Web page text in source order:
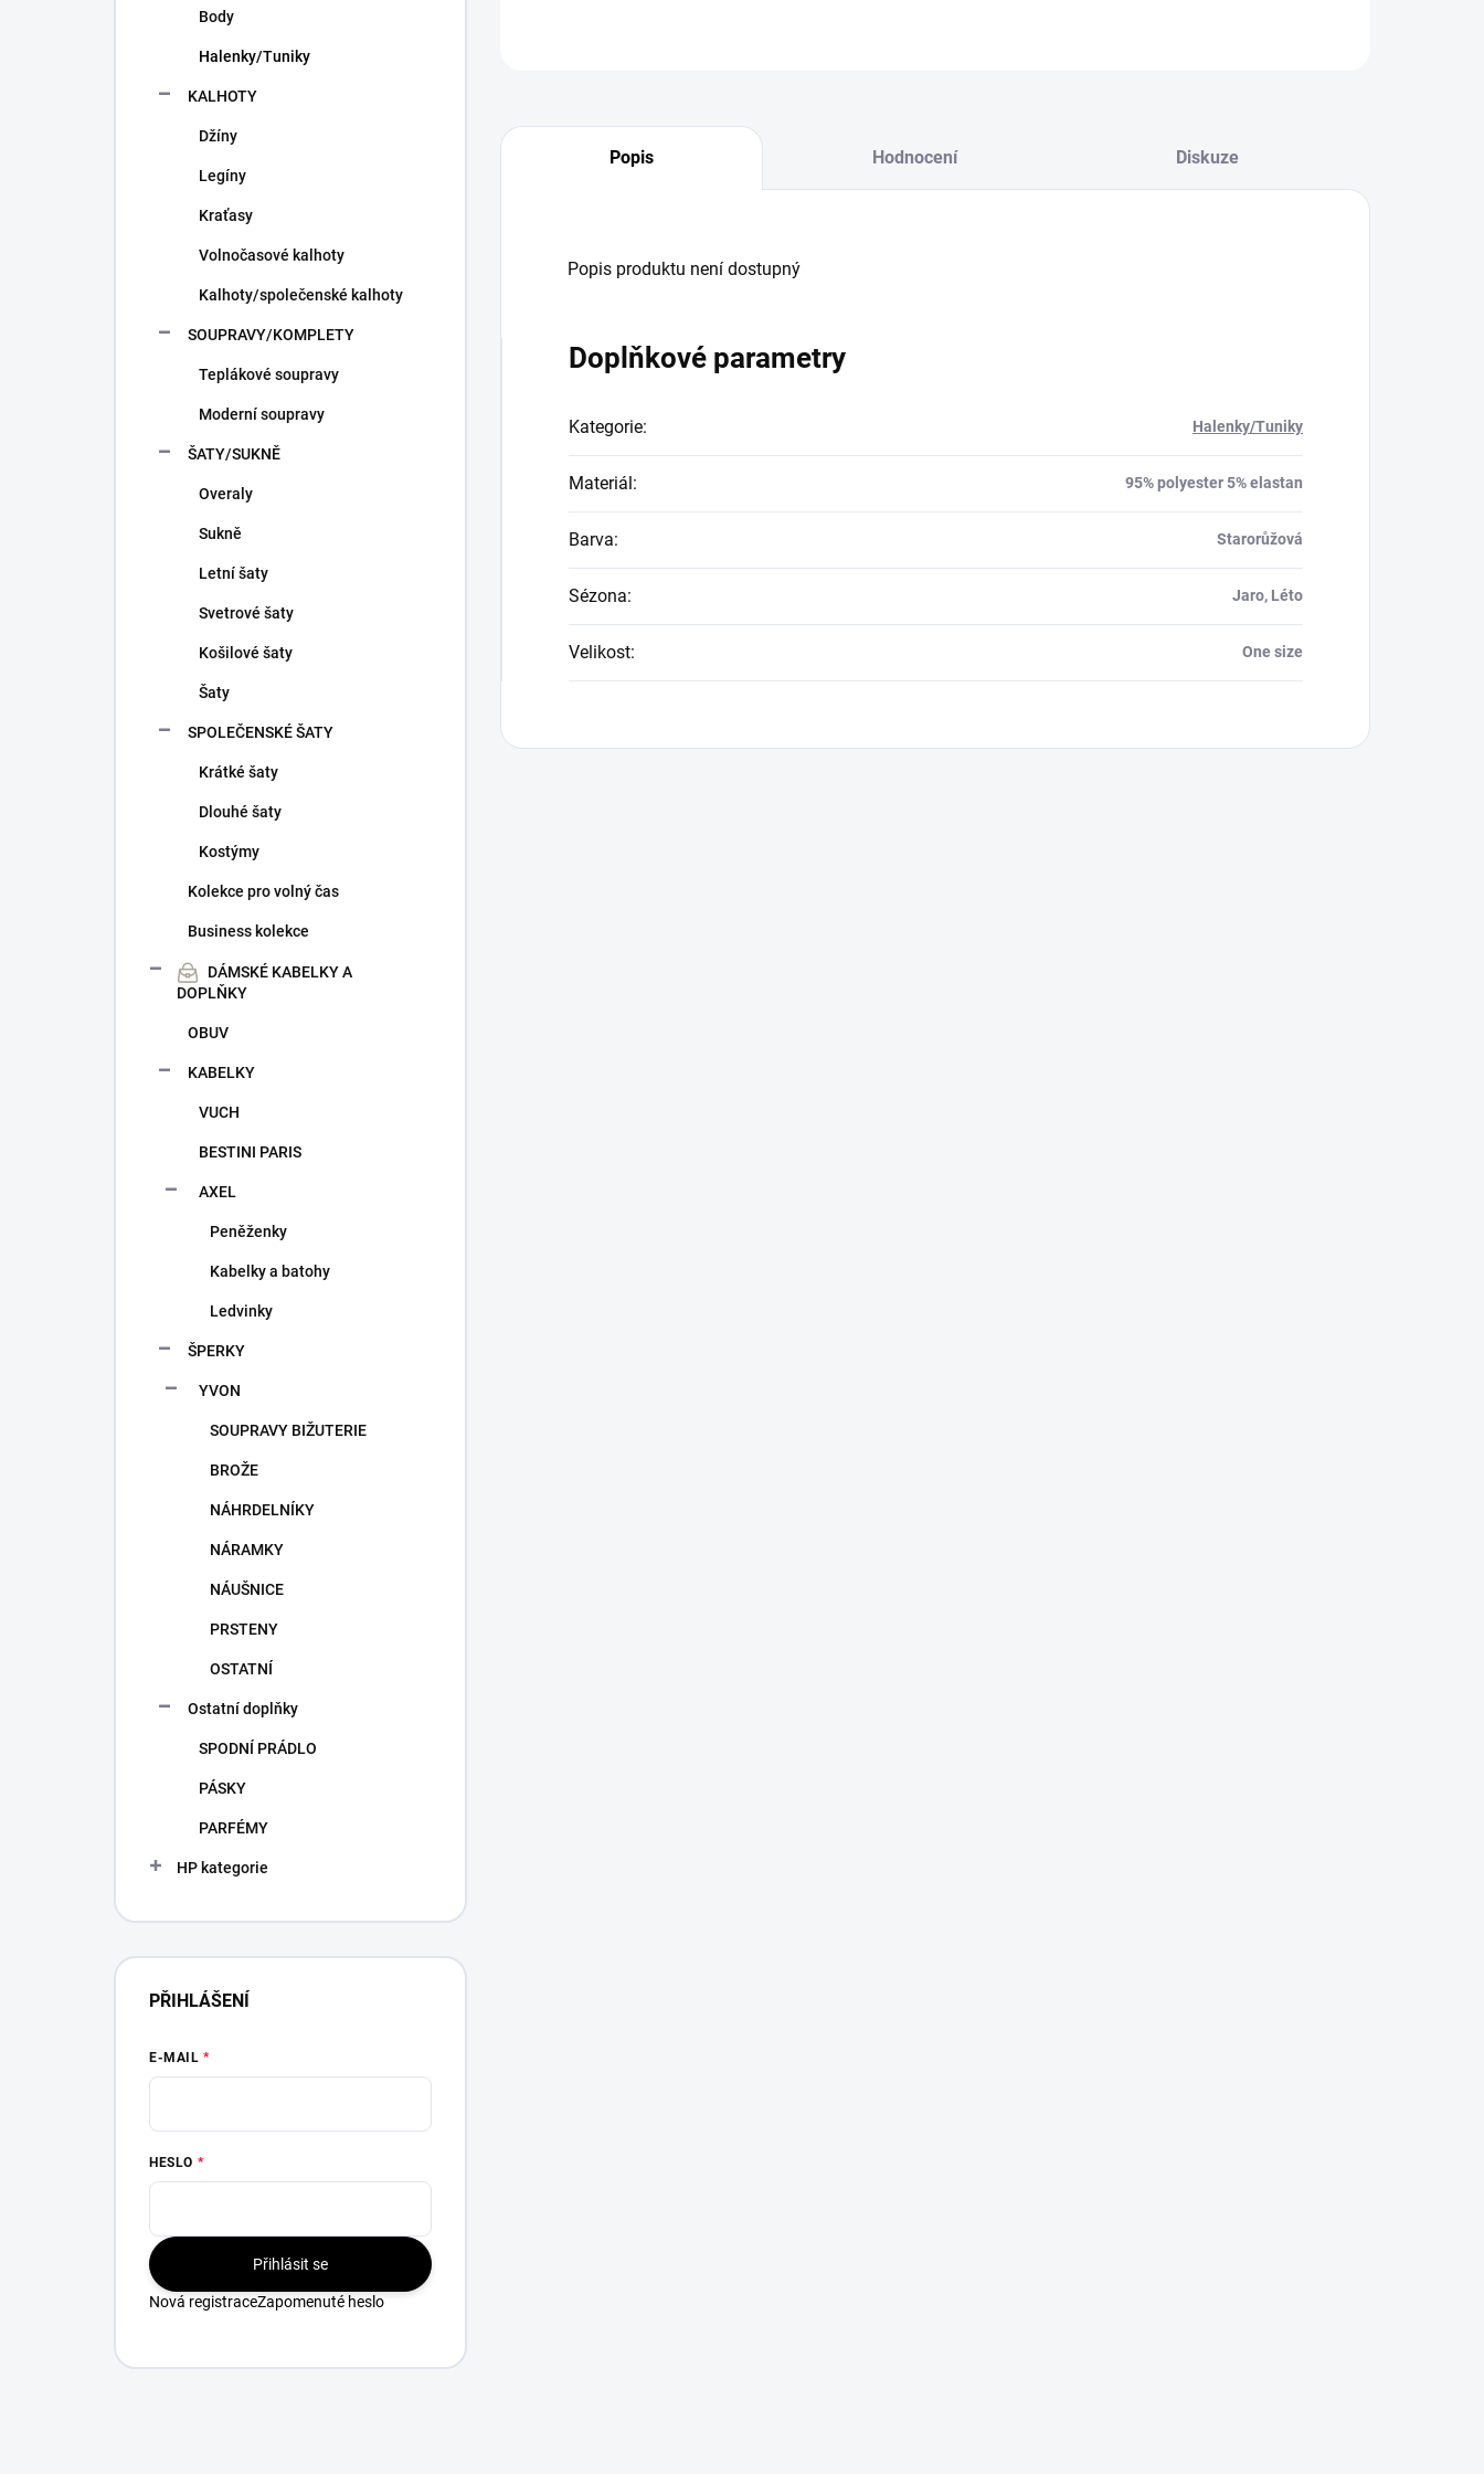
Body
Halenky/Tuniky
KALHOTY
Džíny
Legíny
Kraťasy
Volnočasové kalhoty
Kalhoty/společenské kalhoty
SOUPRAVY/KOMPLETY
Teplákové soupravy
Moderní soupravy
ŠATY/SUKNĚ
Overaly
Sukně
Letní šaty
Svetrové šaty
Košilové šaty
Šaty
SPOLEČENSKÉ ŠATY
Krátké šaty
Dlouhé šaty
Kostýmy
Kolekce pro volný čas
Business kolekce
DÁMSKÉ KABELKY A
DOPLŇKY
OBUV
KABELKY
VUCH
BESTINI PARIS
AXEL
Peněženky
Kabelky a batohy
Ledvinky
ŠPERKY
YVON
SOUPRAVY BIŽUTERIE
BROŽE
NÁHRDELNÍKY
NÁRAMKY
NÁUŠNICE
PRSTENY
OSTATNÍ
Ostatní doplňky
SPODNÍ PRÁDLO
PÁSKY
PARFÉMY
HP kategorie
PŘIHLÁŠENÍ
E-MAIL
HESLO
Přihlásit se
Nová registraceZapomenuté heslo
Popis Hodnocení Diskuze
Popis produktu není dostupný
Doplňkové parametry
Kategorie: Halenky/Tuniky
Materiál : 95% polyester 5% elastan
Barva: Starorůžová
Sézona: Jaro, Léto
Velikost: One size